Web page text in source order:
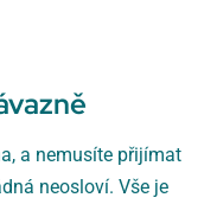
a nemusíte přijímat
neosloví. Vše je